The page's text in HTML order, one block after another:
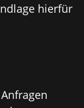
hierfür